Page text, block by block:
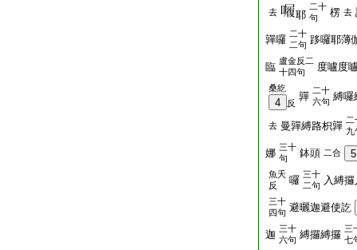
去 耶
二十
句
楞 去
嚲囉 二十
二句 跢囉耶薄
臨 盧金反二
十四句
度嚧度
桑紇
4 反
嚲 二十
六句 縛囉
去 曼嚲縛路枳嚲 二
九
娜 三十
句
鉢頭 二合 5
魚夭
反
囉 三十
二句 入縛
三十
四句 避曬迦避使訖
迦 三十
六句 縛攞縛攞 三
七